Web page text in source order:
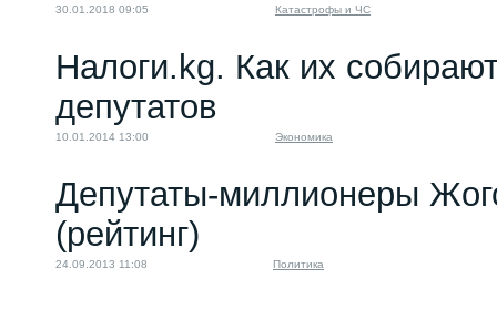
30.01.2018 09:05 Катастрофы и ЧС
Налоги.kg. Как их
депутатов
10.01.2014 13:00 Экономика
Депутаты-миллионеры
(рейтинг)
24.09.2013 11:08 Политика